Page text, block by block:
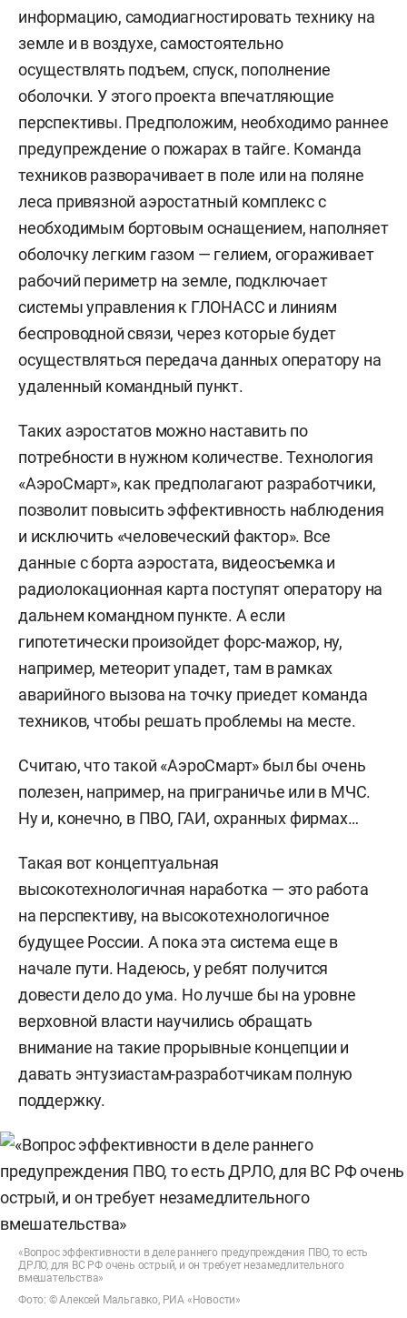
информацию, самодиагностировать технику на
земле и в воздухе, самостоятельно
осуществлять подъем, спуск, пополнение
оболочки. У этого проекта впечатляющие
перспективы. Предположим, необходимо раннее
предупреждение о пожарах в тайге. Команда
техников разворачивает в поле или на поляне
леса привязной аэростатный комплекс с
необходимым бортовым оснащением, наполняет
оболочку легким газом — гелием, огораживает
рабочий периметр на земле, подключает
системы управления к ГЛОНАСС и линиям
беспроводной связи, через которые будет
осуществляться передача данных оператору на
удаленный командный пункт.
Таких аэростатов можно наставить по
потребности в нужном количестве. Технология
«АэроСмарт», как предполагают разработчики,
позволит повысить эффективность наблюдения
и исключить «человеческий фактор». Все
данные с борта аэростата, видеосъемка и
радиолокационная карта поступят оператору на
дальнем командном пункте. А если
гипотетически произойдет форс-мажор, ну,
например, метеорит упадет, там в рамках
аварийного вызова на точку приедет команда
техников, чтобы решать проблемы на месте.
Считаю, что такой «АэроСмарт» был бы очень
полезен, например, на приграничье или в МЧС.
Ну и, конечно, в ПВО, ГАИ, охранных фирмах…
Такая вот концептуальная
высокотехнологичная наработка — это работа
на перспективу, на высокотехнологичное
будущее России. А пока эта система еще в
начале пути. Надеюсь, у ребят получится
довести дело до ума. Но лучше бы на уровне
верховной власти научились обращать
внимание на такие прорывные концепции и
давать энтузиастам-разработчикам полную
поддержку.
«Вопрос эффективности в деле раннего предупреждения ПВО, то есть
ДРЛО, для ВС РФ очень острый, и он требует незамедлительного
вмешательства»
Фото: © Алексей Мальгавко, РИА «Новости»